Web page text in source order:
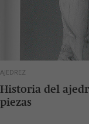
AJEDREZ
Historia del
piezas